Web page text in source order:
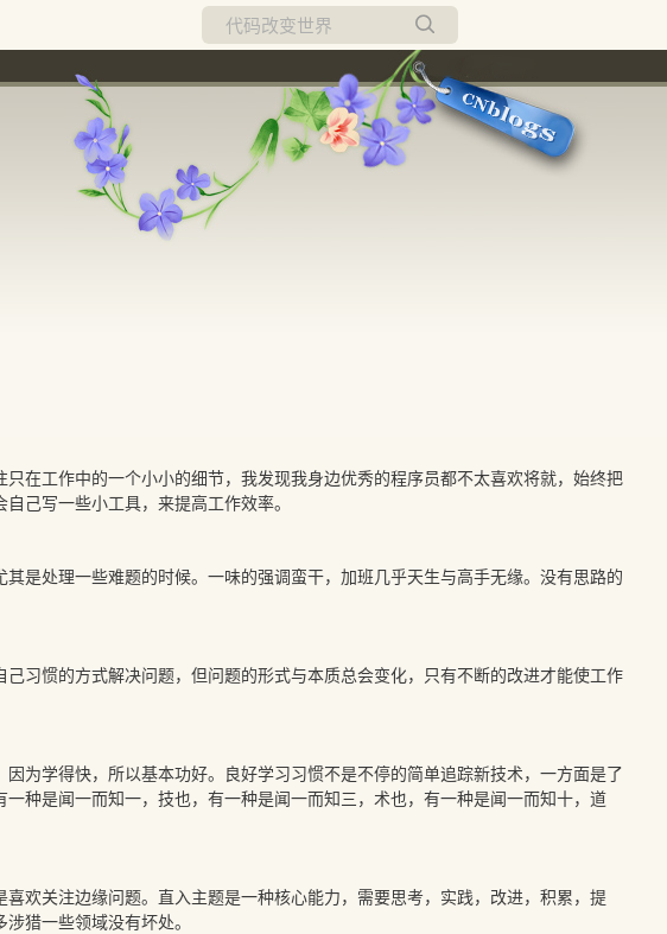
所有博客
当前博客
在工作中的一个小小的细节，我发现我身边优秀的程序员都不太喜欢将就，始终把
己写一些小工具，来提高工作效率。
是处理一些难题的时候。一味的强调蛮干，加班几乎天生与高手无缘。没有思路的
习惯的方式解决问题，但问题的形式与本质总会变化，只有不断的改进才能使工作
为学得快，所以基本功好。良好学习习惯不是不停的简单追踪新技术，一方面是了
种是闻一而知一，技也，有一种是闻一而知三，术也，有一种是闻一而知十，道
欢关注边缘问题。直入主题是一种核心能力，需要思考，实践，改进，积累，提
猎一些领域没有坏处。